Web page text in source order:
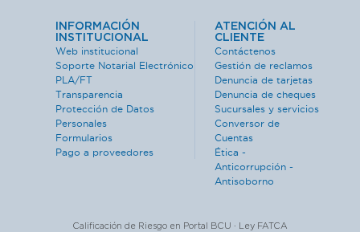
INFORMACIÓN
INSTITUCIONAL
Web institucional
Soporte Notarial Electrónico
PLA/FT
Transparencia
Protección de Datos
Personales
Formularios
Pago a proveedores
ATENCIÓN AL
CLIENTE
Contáctenos
Gestión de reclamos
Denuncia de tarjetas
Denuncia de cheques
Sucursales y servicios
Conversor de
Cuentas
Ética -
Anticorrupción -
Antisoborno
Calificación de Riesgo en Portal BCU · Ley FATCA